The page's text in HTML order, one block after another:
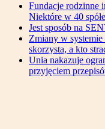
Fundacje rodzinne
Niektóre w 40
Jest sposób na
Zmiany w
skorzysta, a kto
Unia nakazuje
przyjęciem